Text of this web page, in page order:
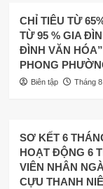
CHỈ TIÊU TỪ
TỪ 95 % GIA
ĐÌNH VĂN
PHONG
Biên tập Tháng
SƠ KẾT 6
HOẠT ĐỘNG 6
VIÊN NHÂN
CỰU THANH